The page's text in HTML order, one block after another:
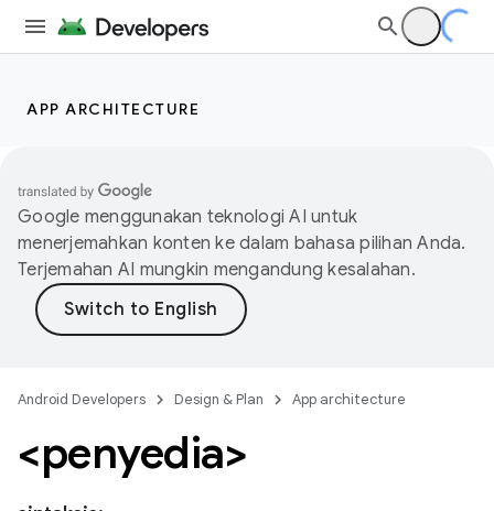
APP ARCHITECTURE
Google menggunakan teknologi AI untuk
menerjemahkan konten ke dalam bahasa pilihan Anda.
Terjemahan AI mungkin mengandung kesalahan.
Android Developers Design & Plan App architecture
<penyedia>